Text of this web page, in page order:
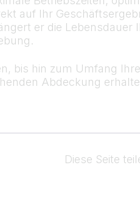
auf Ihr
er die Lebensdauer
bis hin zum Umfang
Abdeckung
Diese Seite